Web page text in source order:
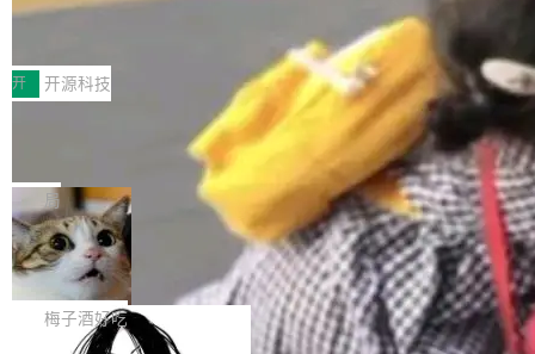
传输性能最高提升5倍。UCL-MPComm底层基
于自研UCL-Engine通信引擎，后续腾讯网平将
持续开源更多基于UCL-Engine的高性能通信组
件。 腾讯网平团队在UCL-MPComm中实现了一
个独立于业务线程的全局通信引擎（Engine），
创新与落地成效成功入选。 全链路私有化部署，
助力企业AI研发安全落地 当前，越来越多企业已
经开始引入 AI Coding 工具，通过调用公有云模
型或企业内部部署模型提升研发效率。但随着 AI
Coding 从个人辅助工具逐步走向团队级、组织
级应用，企业在规模化落地过程中，对安全性、
可控性和代码质量提出了更高要求。 首先是数据
安全与合规要求。对于大多数普通研发场景，公
有云模型能够满足快速试用和效率提升的需求。
但对于金融、能源、医疗等对数据安全要求较...
深信服AI算力网关入选工信部人工智能
前不久，工业和信息化部正式发布《2025年人工
智能应用典型案例名单》，集中展示人工智能在
各领域的应用成果，覆盖技术底座、行业赋能、
产品应用、支撑保障、专题等五大方向。深信服
AI算力网关（AI创新平台）成功入选！ 随着各行
各业的Agent走向规模化建设，算力构成形态逐
渐丰富，用户关注的重点也在发生变化：不只是
让AI用起来，还要进一步看清混合算力时代下，
Token花在哪里、算力是否被充分利用，以及持
续增长的AI成本该如何优化。 深信服AI算力网关
正是围绕这些实际问题，从Token治理和成本治
开 开源科技
Jeff Dean 离开 Google：一个时代的结
束，一个实验室的开始
Google 员工编号 20。MapReduce 作者之一。
Bigtable 作者之一。TensorFlow 的作者之一。
Gemini 的架构师。Google 首席科学家。 Jeff D
ean 在 Google 工作了 27 年后，宣布离职。 他
不是一个人走。一同离开的还有 Sanjay Ghema
wat（Google 员工编号 23，Jeff Dean 二十多
年的编程搭档，MapReduce 和 Bigtable 的共同
局
🔥 SolonCode v2026.8.4 发布：界面
字体可调、22 种语言、记忆搜索增强
打开终端就能上岗的全中文编码智能体，这一轮
把「看得清、用母语、记得住」三件事一次补
齐。 SolonCode 是什么 SolonCode 是杭州无
梅子酒好吃